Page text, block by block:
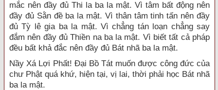
mắc nên đầy đủ Thi la ba la mật. Vì tâm bất động nên
đầy đủ Sằn đề ba la mật. Vì thân tâm tinh tấn nên đầy
đủ Tỳ lê gia ba la mật. Vì chẳng tán loạn chẳng say
đắm nên đầy đủ Thiền na ba la mật. Vì biết tất cả pháp
đều bất khả đắc nên đầy đủ Bát nhã ba la mật.
Nầy Xá Lợi Phất! Đại Bồ Tát muốn được công đức của
chư Phật quá khứ, hiện tại, vị lai, thời phải học Bát nhã
ba la mật.